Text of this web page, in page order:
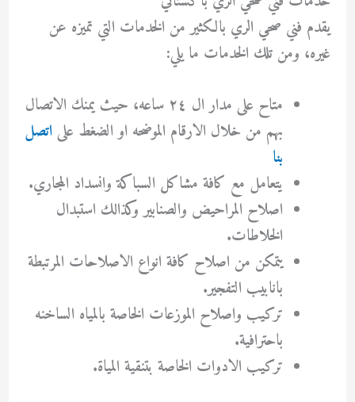
يقدم فني صحي الري بالكثير من الخدمات التي تميزه عن
غيره، ومن تلك الخدمات ما يلي:
متاح على مدار ال ٢٤ ساعه، حيث يمنك الاتصال
بهم من خلال الارقام الموضحه او الضغط على اتصل
بنا
يتعامل مع كافة مشاكل السباكة وانسداد المجاري.
اصلاح المراحيض والصنابير وكذالك استبدال
الخلاطات.
يتمكن من اصلاح كافة انواع الاصلاحات المرتبطة
بانابيب التفجير.
تركيب واصلاح الموزعات الخاصة بالمياه الساخنه
باحترافية.
تركيب الادوات الخاصة بتنقية المياة.